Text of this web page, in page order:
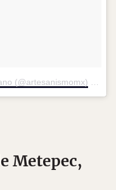
(@artesanismomx)
Metepec,